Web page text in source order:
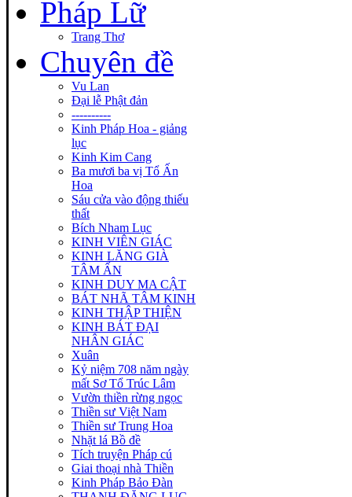
Pháp Lữ
Trang Thơ
Chuyên đề
Vu Lan
Đại lễ Phật đản
----------
Kinh Pháp Hoa - giảng
lục
Kinh Kim Cang
Ba mươi ba vị Tổ Ấn
Hoa
Sáu cửa vào động thiếu
thất
Bích Nham Lục
KINH VIÊN GIÁC
KINH LĂNG GIÀ
TÂM ẤN
KINH DUY MA CẬT
BÁT NHÃ TÂM KINH
KINH THẬP THIỆN
KINH BÁT ĐẠI
NHÂN GIÁC
Xuân
Kỷ niệm 708 năm ngày
mất Sơ Tổ Trúc Lâm
Vườn thiền rừng ngọc
Thiền sư Việt Nam
Thiền sư Trung Hoa
Nhặt lá Bồ đề
Tích truyện Pháp cú
Giai thoại nhà Thiền
Kinh Pháp Bảo Đàn